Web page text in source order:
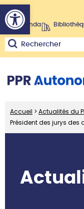
Ouvrir la barre d’outils
Agenda
Rechercher
Accueil > Actualités du
Président des jurys des